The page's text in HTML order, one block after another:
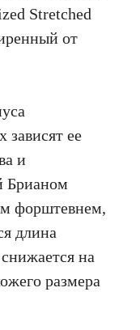
Stretched
от
ее
и
Брианом
форштевнем,
длина
на
размера